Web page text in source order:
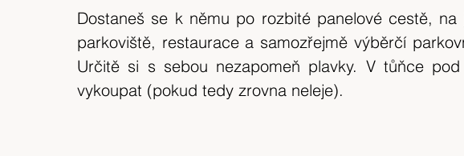
Dostaneš se k němu po rozbité panelové cestě,
parkoviště, restaurace a samozřejmě výběrčí
Určitě si s sebou nezapomeň plavky. V tůňce
vykoupat (pokud tedy zrovna neleje).